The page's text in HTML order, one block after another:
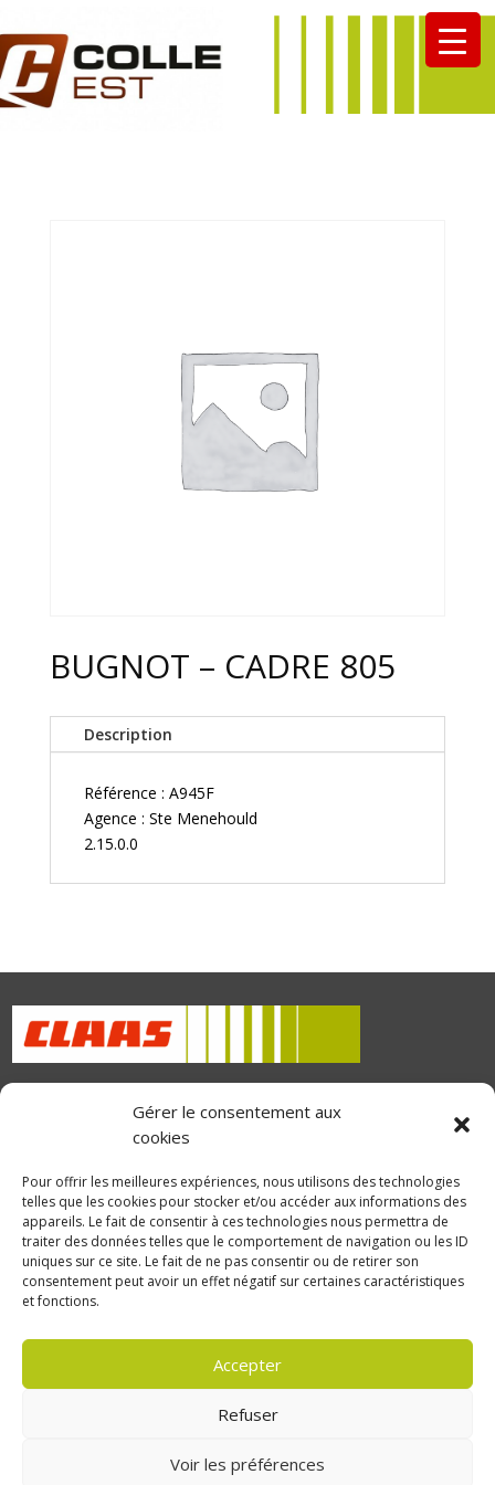
Gérer le consentement aux
cookies
Pour offrir les meilleures expériences, nous utilisons des technologies
telles que les cookies pour stocker et/ou accéder aux informations des
appareils. Le fait de consentir à ces technologies nous permettra de
traiter des données telles que le comportement de navigation ou les ID
uniques sur ce site. Le fait de ne pas consentir ou de retirer son
consentement peut avoir un effet négatif sur certaines caractéristiques
et fonctions.
Accepter
Refuser
Voir les préférences
BUGNOT – CADRE 805
Description
Référence : A945F
Agence : Ste Menehould
2.15.0.0
Manutention
Motoculture
Elevage
Recrutement